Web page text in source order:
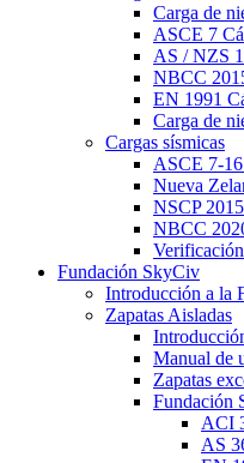
Carga de
ASCE 7
AS / NZS
NBCC
EN 1991
Carga de
Cargas sísmicas
ASCE 7-16
Nueva
NSCP
NBCC
Verificación
Fundación SkyCiv
Introducción a la
Zapatas Aisladas
Manual de
Zapatas
Fundación
ACI
AS